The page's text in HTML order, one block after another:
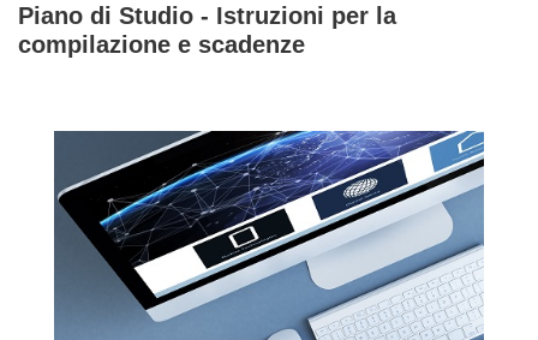
Piano di Studio - Istruzioni per la
compilazione e scadenze